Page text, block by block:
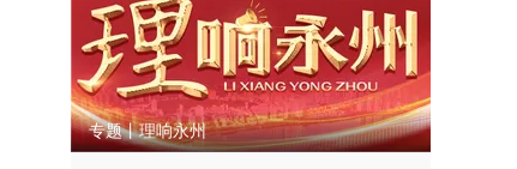
专题丨理响永州